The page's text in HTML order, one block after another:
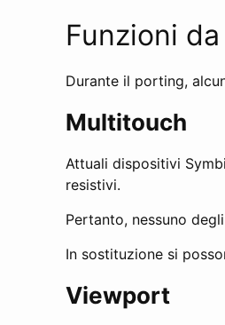
Funzioni
Durante il porting,
Multitouch
Attuali dispositivi
resistivi.
Pertanto, nessuno
In sostituzione si
Viewport